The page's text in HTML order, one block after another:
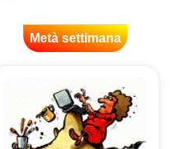
Metà settimana